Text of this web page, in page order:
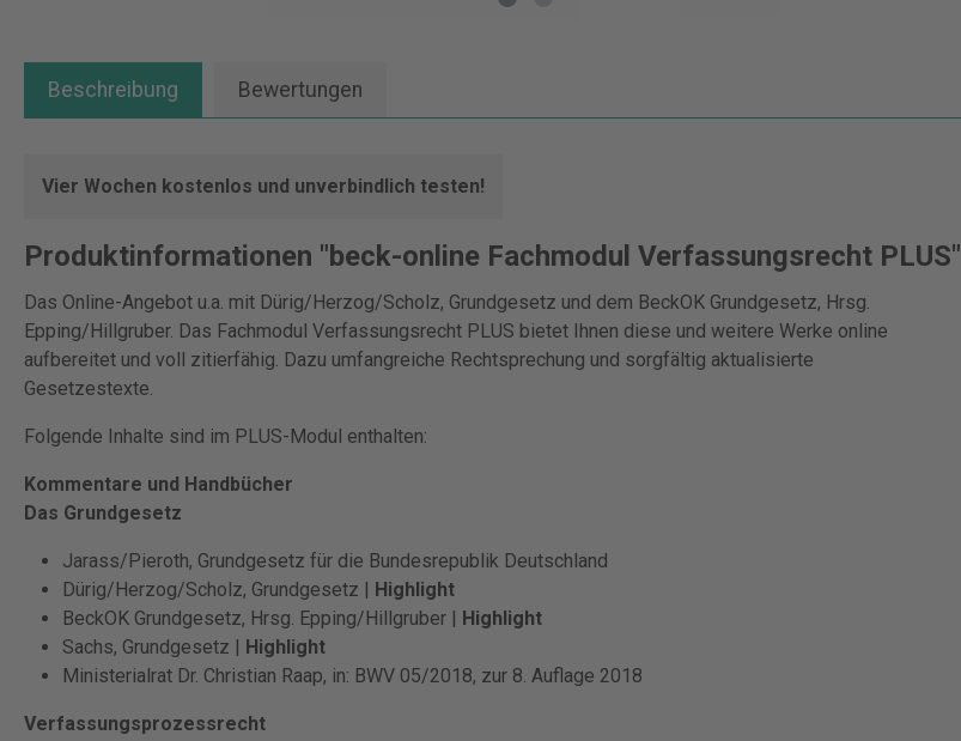
Beschreibung Bewertungen
Vier Wochen kostenlos und unverbindlich testen!
Produktinformationen "beck-online Fachmodul Verfassungsrecht PLUS"
Das Online-Angebot u.a. mit Dürig/Herzog/Scholz, Grundgesetz und dem BeckOK Grundgesetz, Hrsg.
Epping/Hillgruber. Das Fachmodul Verfassungsrecht PLUS bietet Ihnen diese und weitere Werke online
aufbereitet und voll zitierfähig. Dazu umfangreiche Rechtsprechung und sorgfältig aktualisierte
Gesetzestexte.
Folgende Inhalte sind im PLUS-Modul enthalten:
Kommentare und Handbücher
Das Grundgesetz
Jarass/Pieroth, Grundgesetz für die Bundesrepublik Deutschland
Dürig/Herzog/Scholz, Grundgesetz | Highlight
BeckOK Grundgesetz, Hrsg. Epping/Hillgruber | Highlight
Sachs, Grundgesetz | Highlight
Ministerialrat Dr. Christian Raap, in: BWV 05/2018, zur 8. Auflage 2018
Verfassungsprozessrecht